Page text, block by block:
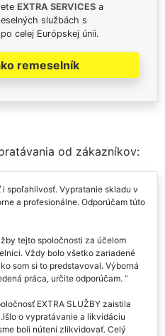
EXTRA SERVICES a
službách s
celej Európskej únii.
remeselník
od zákazníkov:
spoľahlivosť. Vypratanie skladu v
a profesionálne. Odporúčam túto
tejto spoločnosti za účelom
Vždy bolo všetko zariadené
som si to predstavoval. Výborná
práca, určite odporúčam.
EXTRA SLUŽBY zaistila
o vypratávanie a likvidáciu
boli nútení zlikvidovať. Celý